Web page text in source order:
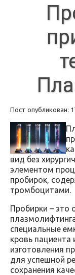
Пост опубликован:
вид без
элементом
пробирок,
тромбоцитами.
Пробирки – это
специальные
кровь пациента
изготовления
для успешной
сохранения